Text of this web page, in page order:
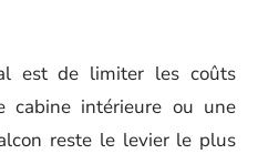
est de limiter les coûts
cabine intérieure ou une
reste le levier le plus